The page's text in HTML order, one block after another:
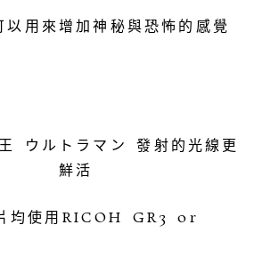
以用來增加神秘與恐怖的感覺
ウルトラマン 發射的光線更
鮮活
均使用RICOH GR3 or